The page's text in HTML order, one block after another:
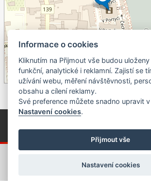
©OpenStreetMapcontributors.
© Píseckem / Kalendárium (Změna programu
© 2018 - 2026 Realizace a správa webu:
Informace o cookies
Kliknutím na Přijmout vše budou
funkční, analytické i reklamní. Zajistí se
užívání webu, měření návštěvnosti,
obsahu a cílení reklamy.
Své preference můžete snadno upravit v
Nastavení cookies.
Přijmout vše
Nastavení cookies